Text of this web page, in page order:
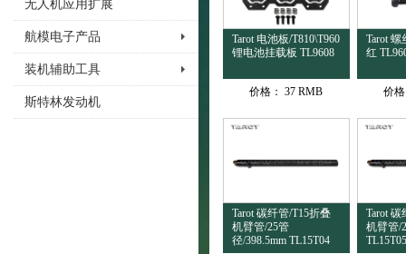
无人机应用扩展
航模电子产品
装机辅助工具
斯特林发动机
Tarot 电池板/T810\T960
锂电池挂载板 TL9608
价格： 37 RMB
Tarot 螺
红
价
Tarot 碳纤管/T15折叠
机臂管/25管
径/398.5mm TL15T04
Tarot 碳
机臂管/
TL15T05